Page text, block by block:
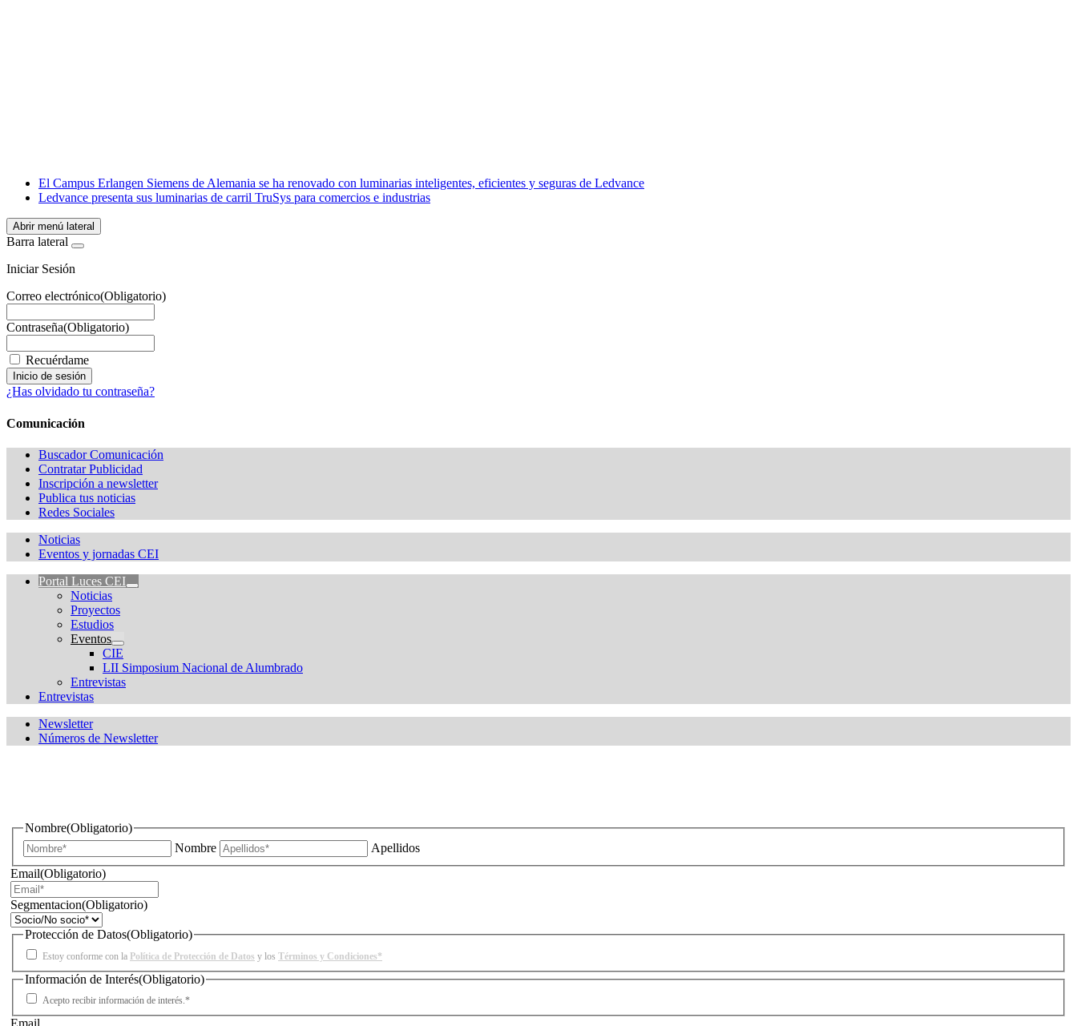
WhatsApp
El Campus Erlangen Siemens de Alemania se ha renovado con luminarias inteligentes, eficientes y seguras de Ledvance
Ledvance presenta sus luminarias de carril TruSys para comercios e industrias
Abrir menú lateral
Barra lateral
Iniciar Sesión
Correo electrónico(Obligatorio)
Contraseña(Obligatorio)
Recuérdame
¿Has olvidado tu contraseña?
Comunicación
Buscador Comunicación
Contratar Publicidad
Inscripción a newsletter
Publica tus noticias
Redes Sociales
Noticias
Eventos y jornadas CEI
Portal Luces CEI
Noticias
Proyectos
Estudios
Eventos
CIE
LII Simposium Nacional de Alumbrado
Entrevistas
Entrevistas
Newsletter
Números de Newsletter
Nombre(Obligatorio)
Nombre
Apellidos
Email(Obligatorio)
Segmentacion(Obligatorio)
Protección de Datos(Obligatorio)
Estoy conforme con la Política de Protección de Datos y los Términos y Condiciones*
Información de Interés(Obligatorio)
Acepto recibir información de interés.*
Email